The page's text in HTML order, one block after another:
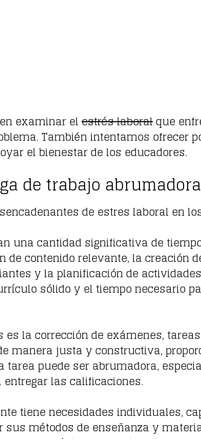
examinar elestrés laboralque
También intentamos ofrecer
el bienestar de los educadores.
de trabajo abrumadora
de estres laboral en
una cantidad significativa de
contenido relevante, la creación
y la planificación de
sólido y el tiempo necesario
la corrección de exámenes,
manera justa y constructiva,
tarea puede ser abrumadora,
las calificaciones.
tiene necesidades individuales,
métodos de enseñanza y